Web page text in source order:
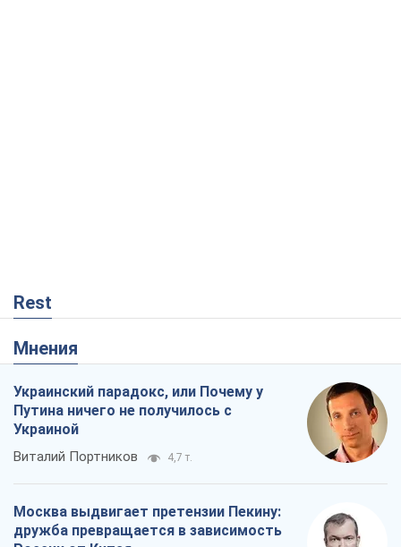
Rest
Мнения
Украинский парадокс, или Почему у
Путина ничего не получилось с
Украиной
Виталий Портников 4,7 т.
Москва выдвигает претензии Пекину:
дружба превращается в зависимость